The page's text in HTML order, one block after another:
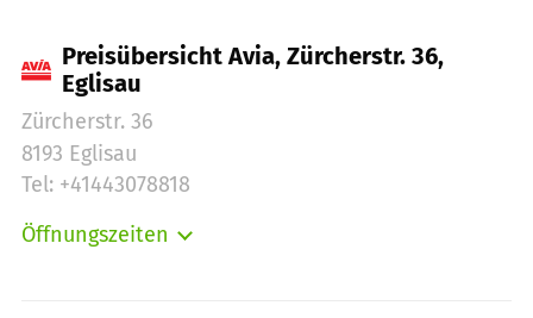
Preisübersicht Avia, Zürcherstr. 36,
Eglisau
Zürcherstr. 36
8193 Eglisau
Tel: +41443078818
Öffnungszeiten